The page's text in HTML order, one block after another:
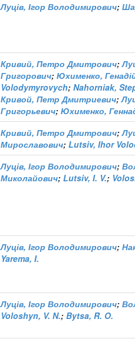
Луців, Ігор Володимирович;
Кривий, Петро Дмитрович;
Григорович; Юхименко,
Volodymyrovych; Nahorniak,
Кривой, Петр Дмитриевич;
Григорьевич; Юхименко,
Кривий, Петро Дмитрович;
Мирославович; Lutsiv, Ihor
Луців, Ігор Володимирович;
Миколайович; Lutsiv, I. V.;
Луців, Ігор Володимирович;
Yarema, I.
Луців, Ігор Володимирович;
Voloshyn, V. N.; Bytsa, R. O.